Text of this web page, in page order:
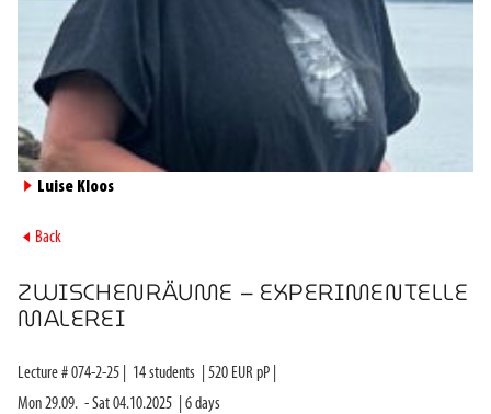
► Luise Kloos
► Back
ZWISCHENRÄUME – EXPERIMENTELLE
MALEREI
Lecture #074-2-25 14students 520 EUR pP |
Mon 29.09. -Sat 04.10.2025 6days